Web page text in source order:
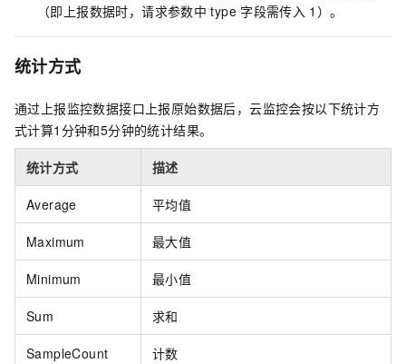
（即上报数据时，请求参数中 type 字段需传入 1）。
统计方式
通过上报监控数据接口上报原始数据后，云监控会按以下统计方
式计算1分钟和5分钟的统计结果。
统计方式 描述
Average 平均值
Maximum 最大值
Minimum 最小值
Sum 求和
SampleCount 计数